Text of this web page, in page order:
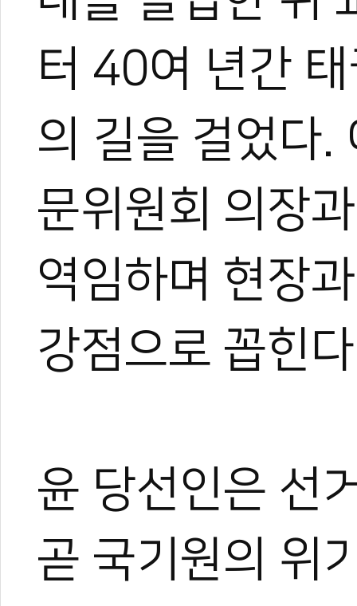
터 40여 년간
의 길을 걸었다.
문위원회 의장
역임하며 현장
강점으로 꼽힌
윤 당선인은 선
곧 국기원의 위
#국기원 #국기원장 #원장선거 #윤웅석 #연수원장